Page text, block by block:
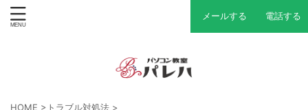
メールする 電話する
HOME > トラブル対処法 >